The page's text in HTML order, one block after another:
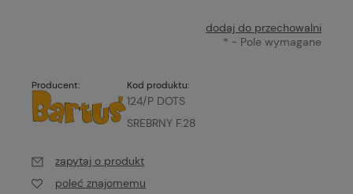
dodaj do przechowalni
* - Pole wymagane
Producent: Kod produktu:
124/P DOTS
SREBRNY F.28
zapytaj o produkt
poleć znajomemu